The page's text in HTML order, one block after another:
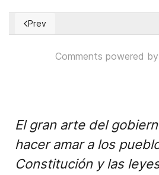
Previous article: LA DEUDA
Prev
Comments powered by
El gran arte del
hacer amar a los
Constitución y las